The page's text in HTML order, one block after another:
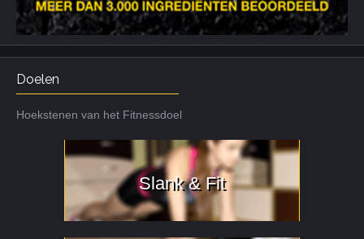
Doelen
Hoekstenen van het Fitnessdoel
Slank & Fit